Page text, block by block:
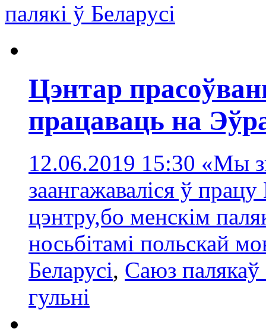
палякі ў Беларусі
Цэнтар
працаваць на
12.06.2019 15:30 «Мы
заангажаваліся ў
цэнтру,бо менскім
носьбітамі польскай
Беларусі, Саюз палякаў
гульні